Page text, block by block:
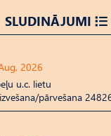
SLUDINĀJUMI
2026
u.c. lietu
pārvešana